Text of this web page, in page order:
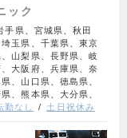
ック
手県、宮城県、秋田
玉県、千葉県、東京
山梨県、長野県、岐
大阪府、兵庫県、奈
、山口県、徳島県、
、熊本県、大分県、
勤なし 土日祝休み